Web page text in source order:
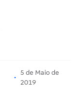
•
5 de Maio de
2019